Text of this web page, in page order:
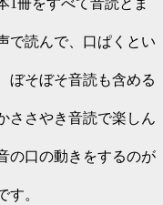
1冊をすべて音読とま
で読んで、口ぱくとい
ぼそぼそ音読も含める
ささやき音読で楽しん
の口の動きをするのが
す。